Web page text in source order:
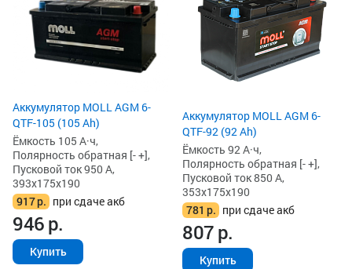
Аккумулятор MOLL AGM 6-
QTF-105 (105 Ah)
Ёмкость 105 А·ч,
Полярность обратная [- +],
Пусковой ток 950 А,
393x175x190
917р. при сдаче акб
946р.
Купить
Аккумулятор MOLL AGM 6-
QTF-92 (92 Ah)
Ёмкость 92 А·ч,
Полярность обратная [- +],
Пусковой ток 850 А,
353x175x190
781 р. при сдаче акб
807р.
Купить